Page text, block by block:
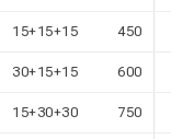
15+15+15 450
30+15+15 600
15+30+30 750